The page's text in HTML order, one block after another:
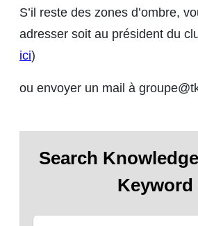
S’il reste des zones d’ombre,
adresser soit au président du
ici)
ou envoyer un mail à
Search
Keyword